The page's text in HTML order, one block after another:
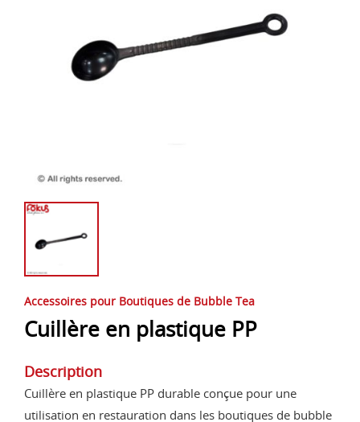
Accessoires pour Boutiques de Bubble Tea
Cuillère en plastique PP
Description
Cuillère en plastique PP durable conçue pour une
utilisation en restauration dans les boutiques de bubble